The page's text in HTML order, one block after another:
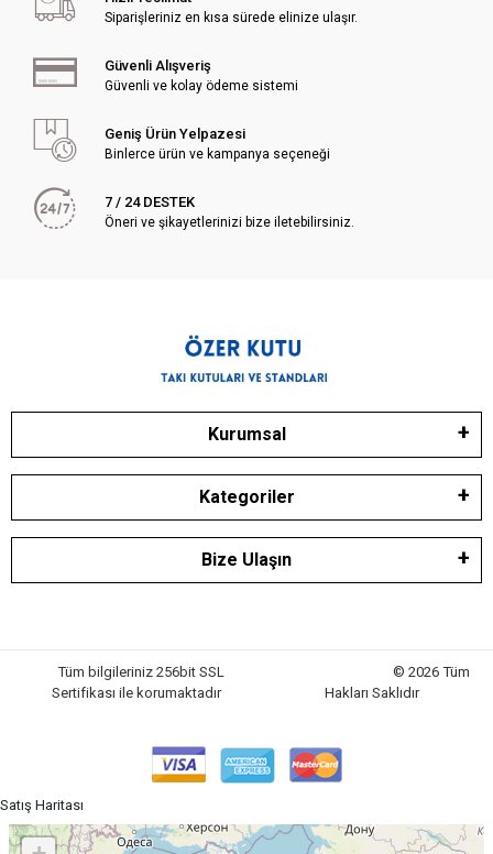
Siparişleriniz en kısa sürede elinize ulaşır.
Güvenli Alışveriş
Güvenli ve kolay ödeme sistemi
Geniş Ürün Yelpazesi
Binlerce ürün ve kampanya seçeneği
7 / 24 DESTEK
Öneri ve şikayetlerinizi bize iletebilirsiniz.
Kurumsal
Kategoriler
Bize Ulaşın
Tüm bilgileriniz 256bit SSL
Sertifikası ile korumaktadır
© 2026 Tüm
Hakları Saklıdır
Satış Haritası